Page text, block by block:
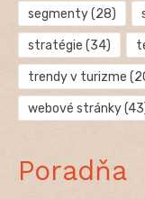
segmenty(28)
stratégie (34)
trendy v turizme
webové stránky
Poradňa